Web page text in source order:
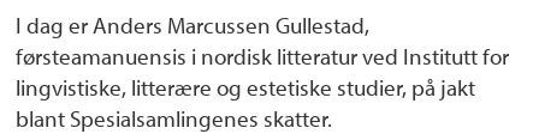
I dag er Anders Marcussen Gullestad,
førsteamanuensis i nordisk litteratur ved Institutt for
lingvistiske, litterære og estetiske studier, på jakt
blant Spesialsamlingenes skatter.